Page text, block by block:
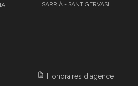
SARRIÀ - SANT GERVASI
Honoraires d'agence